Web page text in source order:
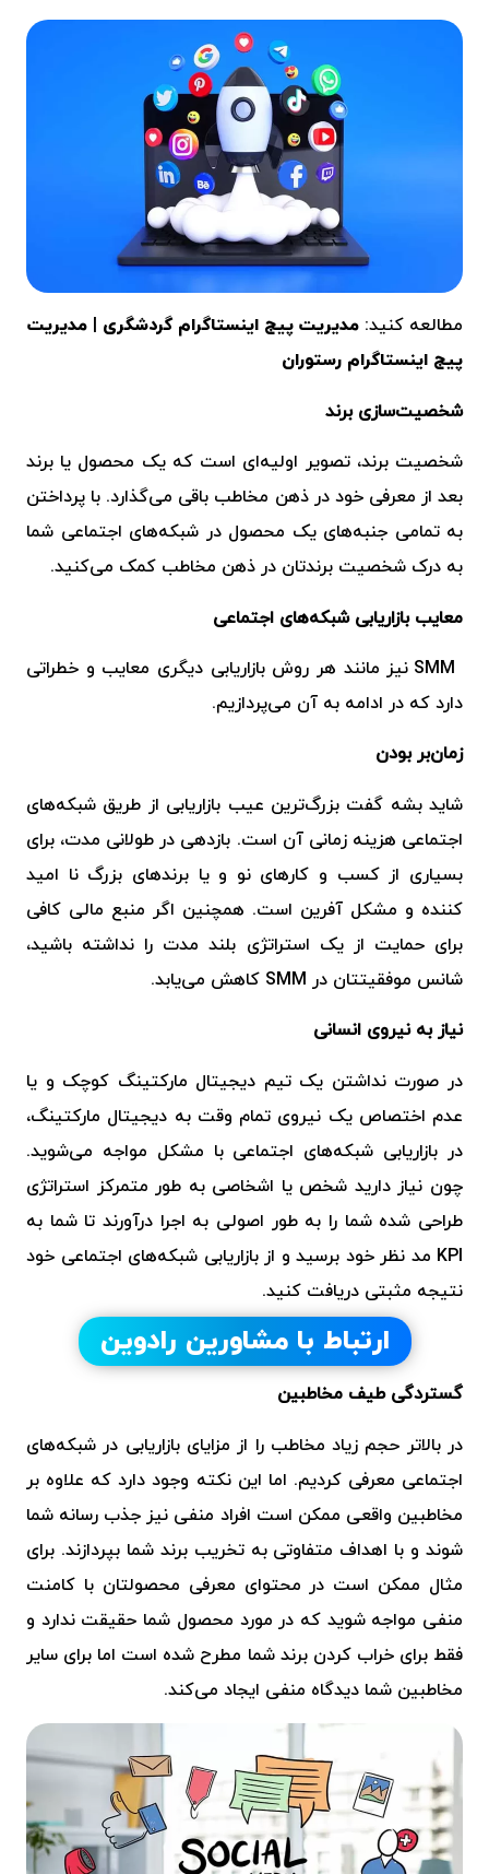
مطالعه کنید: مدیریت پیج اینستاگرام گردشگری | مدیریت
پیج اینستاگرام رستوران
شخصیت‌سازی برند
شخصیت برند، تصویر اولیه‌ای است که یک محصول یا برند
بعد از معرفی خود در ذهن مخاطب باقی می‌گذارد. با پرداختن
به تمامی جنبه‌های یک محصول در شبکه‌های اجتماعی شما
به درک شخصیت برندتان در ذهن مخاطب کمک می‌کنید.
معایب بازاریابی شبکه‌های اجتماعی
SMM نیز مانند هر روش بازاریابی دیگری معایب و خطراتی
دارد که در ادامه به آن می‌پردازیم.
زمان‌بر بودن
شاید بشه گفت بزرگ‌ترین عیب بازاریابی از طریق شبکه‌های
اجتماعی هزینه زمانی آن است. بازدهی در طولانی مدت، برای
بسیاری از کسب و کارهای نو و یا برندهای بزرگ نا امید
کننده و مشکل آفرین است. همچنین اگر منبع مالی کافی
برای حمایت از یک استراتژی بلند مدت را نداشته باشید،
شانس موفقیتتان در SMM کاهش می‌یابد.
نیاز به نیروی انسانی
در صورت نداشتن یک تیم دیجیتال مارکتینگ کوچک و یا
عدم اختصاص یک نیروی تمام ‌وقت به دیجیتال مارکتینگ،
در بازاریابی شبکه‌های اجتماعی با مشکل مواجه می‌شوید.
چون نیاز دارید شخص یا اشخاصی به طور متمرکز استراتژی
طراحی شده شما را به طور اصولی به اجرا درآورند تا شما به
KPI مد نظر خود برسید و از بازاریابی شبکه‌های اجتماعی خود
نتیجه مثبتی دریافت کنید.
ارتباط با مشاورین رادوین
گستردگی طیف مخاطبین
در بالاتر حجم زیاد مخاطب را از مزایای بازاریابی در شبکه‌های
اجتماعی معرفی کردیم. اما این نکته وجود دارد که علاوه بر
مخاطبین واقعی ممکن است افراد منفی نیز جذب رسانه شما
شوند و با اهداف متفاوتی به تخریب برند شما بپردازند. برای
مثال ممکن است در محتوای معرفی محصولتان با کامنت
منفی مواجه شوید که در مورد محصول شما حقیقت ندارد و
فقط برای خراب کردن برند شما مطرح شده است اما برای سایر
مخاطبین شما دیدگاه منفی ایجاد می‌کند.